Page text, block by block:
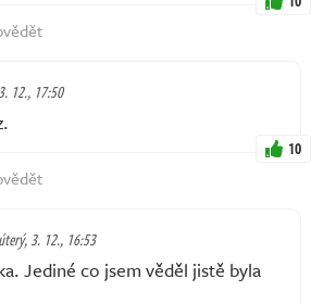
12., 17:50
10
úterý, 3. 12., 16:53
Jediné co jsem věděl jistě byla